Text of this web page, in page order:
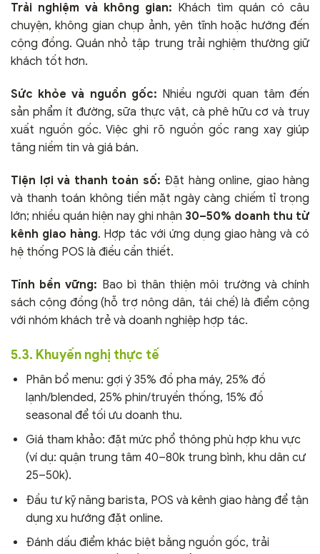
Trải nghiệm và không gian: Khách tìm quán có câu
chuyện, không gian chụp ảnh, yên tĩnh hoặc hướng đến
cộng đồng. Quán nhỏ tập trung trải nghiệm thường giữ
khách tốt hơn.
Sức khỏe và nguồn gốc: Nhiều người quan tâm đến
sản phẩm ít đường, sữa thực vật, cà phê hữu cơ và truy
xuất nguồn gốc. Việc ghi rõ nguồn gốc rang xay giúp
tăng niềm tin và giá bán.
Tiện lợi và thanh toán số: Đặt hàng online, giao hàng
và thanh toán không tiền mặt ngày càng chiếm tỉ trọng
lớn; nhiều quán hiện nay ghi nhận 30–50% doanh thu từ
kênh giao hàng. Hợp tác với ứng dụng giao hàng và có
hệ thống POS là điều cần thiết.
Tính bền vững: Bao bì thân thiện môi trường và chính
sách cộng đồng (hỗ trợ nông dân, tái chế) là điểm cộng
với nhóm khách trẻ và doanh nghiệp hợp tác.
5.3. Khuyến nghị thực tế
Phân bổ menu: gợi ý 35% đồ pha máy, 25% đồ
lạnh/blended, 25% phin/truyền thống, 15% đồ
seasonal để tối ưu doanh thu.
Giá tham khảo: đặt mức phổ thông phù hợp khu vực
(ví dụ: quận trung tâm 40–80k trung bình, khu dân cư
25–50k).
Đầu tư kỹ năng barista, POS và kênh giao hàng để tận
dụng xu hướng đặt online.
Đánh dấu điểm khác biệt bằng nguồn gốc, trải